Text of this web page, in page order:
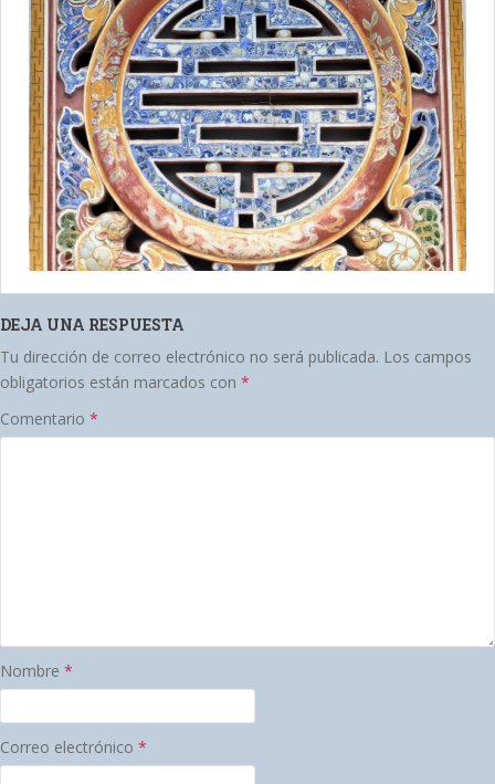
DEJA UNA RESPUESTA
Tu dirección de correo electrónico no será publicada. Los campos
obligatorios están marcados con *
Comentario *
Nombre *
Correo electrónico *